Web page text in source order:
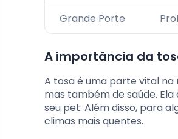
Grande Porte
A importância da
A tosa é uma parte vital na
mas também de saúde.
seu pet. Além disso, para
climas mais quentes.